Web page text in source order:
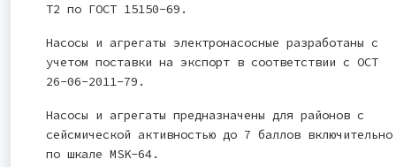
Т2 по ГОСТ 15150-69.
Насосы и агрегаты электронасосные разработаны с
учетом поставки на экспорт в соответствии с ОСТ
26-06-2011-79.
Насосы и агрегаты предназначены для районов с
сейсмической активностью до 7 баллов включительно
по шкале MSK-64.